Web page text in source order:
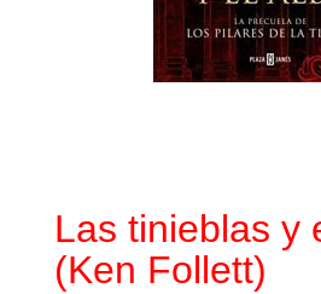
Las tinieblas y
(Ken Follett)